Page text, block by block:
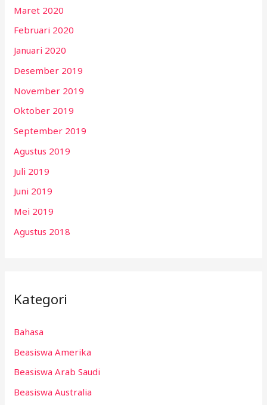
Maret 2020
Februari 2020
Januari 2020
Desember 2019
November 2019
Oktober 2019
September 2019
Agustus 2019
Juli 2019
Juni 2019
Mei 2019
Agustus 2018
Kategori
Bahasa
Beasiswa Amerika
Beasiswa Arab Saudi
Beasiswa Australia